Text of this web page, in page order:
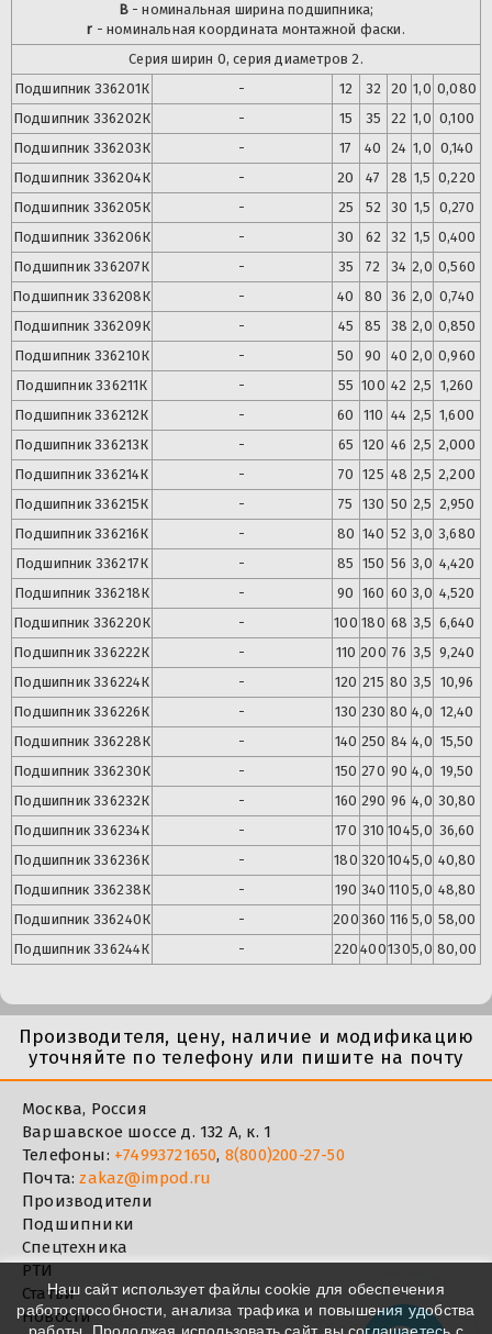
B- номинальная ширина подшипника;
r - номинальная координата монтажной фаски.
Серия ширин 0, серия диаметров 2.
Подшипник 336201К - 12 32 20 1,0 0,080
Подшипник 336202К - 15 35 22 1,0 0,100
Подшипник 336203К - 17 40 24 1,0 0,140
Подшипник 336204К - 20 47 28 1,5 0,220
Подшипник 336205К - 25 52 30 1,5 0,270
Подшипник 336206К - 30 62 32 1,5 0,400
Подшипник 336207К - 35 72 34 2,0 0,560
Подшипник 336208К - 40 80 36 2,0 0,740
Подшипник 336209К - 45 85 38 2,0 0,850
Подшипник 336210К - 50 90 40 2,0 0,960
Подшипник 336211К - 55 100 42 2,5 1,260
Подшипник 336212К - 60 110 44 2,5 1,600
Подшипник 336213К - 65 120 46 2,5 2,000
Подшипник 336214К - 70 125 48 2,5 2,200
Подшипник 336215К - 75 130 50 2,5 2,950
Подшипник 336216К - 80 140 52 3,0 3,680
Подшипник 336217К - 85 150 56 3,0 4,420
Подшипник 336218К - 90 160 60 3,0 4,520
Подшипник 336220К - 100 180 68 3,5 6,640
Подшипник 336222К - 110 200 76 3,5 9,240
Подшипник 336224К - 120 215 80 3,5 10,96
Подшипник 336226К - 130 230 80 4,0 12,40
Подшипник 336228К - 140 250 84 4,0 15,50
Подшипник 336230К - 150 270 90 4,0 19,50
Подшипник 336232К - 160 290 96 4,0 30,80
Подшипник 336234К - 170 310 1045,0 36,60
Подшипник 336236К - 180 320 1045,0 40,80
Подшипник 336238К - 190 340 110 5,0 48,80
Подшипник 336240К - 200 360 116 5,0 58,00
Подшипник 336244К - 220 4001305,0 80,00
Производителя, цену, наличие и модификацию
уточняйте по телефону или пишите на почту
Москва, Россия
Варшавское шоссе д. 132 А, к. 1
Телефоны: +74993721650, 8(800)200-27-50
Почта:zakaz@impod.ru
Производители
Подшипники
Спецтехника
РТИ
Статьи
Новости
Наш сайт использует файлы cookie для обеспечения
работоспособности, анализа трафика и повышения удобства